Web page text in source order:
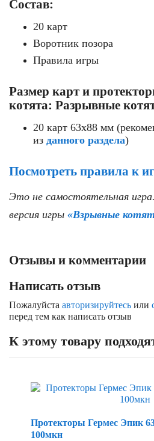
Состав:
20 карт
Воротник позора
Правила игры
Размер карт и
котята: Разрывные
20 карт 63x88 мм
из данного раздела)
Посмотреть правила к
Это не самостоятельная
версия игры «Взрывные
Отзывы и комментарии
Написать отзыв
Пожалуйста авторизируйтесь или
перед тем как написать отзыв
К этому товару
Протекторы Гермес Эпик
100мкн